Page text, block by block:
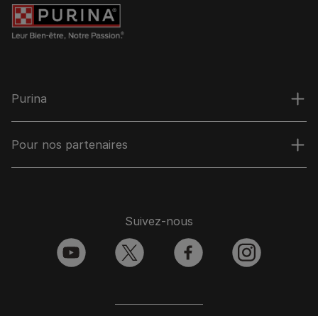
Purina
Pour nos partenaires
Suivez-nous
youtube twitter facebook instagram